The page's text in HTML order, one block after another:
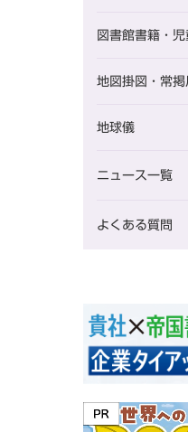
旅に出たくなる
学習参考書 小
学習参考書 中
その他書籍
図書館書籍・
図書館向け書籍
地図掛図・常掲
掛地図
地球儀
地球儀（一般・
ニュース一覧
よくある質問